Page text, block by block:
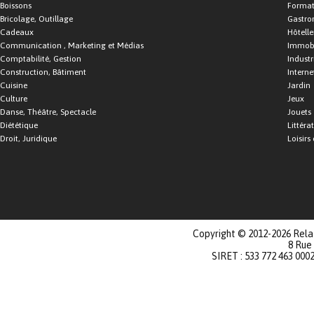
Boissons
Bricolage, Outillage
Cadeaux
Communication , Marketing et Médias
Comptabilité, Gestion
Construction, Bâtiment
Cuisine
Culture
Danse, Théâtre, Spectacle
Diététique
Droit, Juridique
Jardin
Jeux
Jouets
Loisirs
Copyright © 2012-2026
8
SIRET : 533 772 463